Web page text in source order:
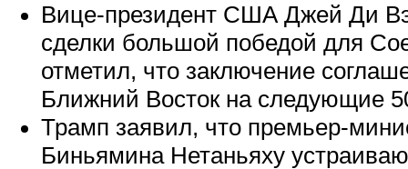
Вице-президент США Джей Ди
сделки большой победой для
отметил, что заключение
Ближний Восток на следующие
Трамп заявил, что премьер-
Биньямина Нетаньяху